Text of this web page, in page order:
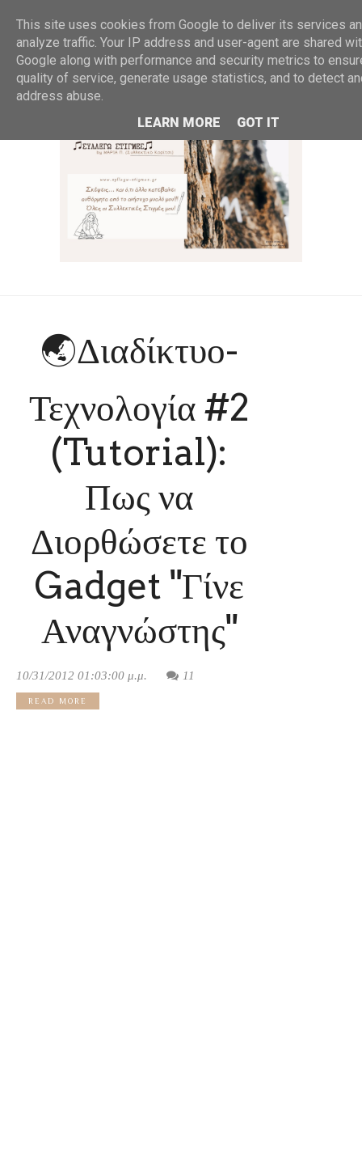
MENU
🌏Διαδίκτυο-
Τεχνολογία #2
(Tutorial):
Πως να
Διορθώσετε το
Gadget "Γίνε
Αναγνώστης"
10/31/2012 01:03:00 μ.μ. 11
READ MORE
This site uses cookies from Google to deliver its services
analyze traffic. Your IP address and user-agent are shared
Google along with performance and security metrics to
quality of service, generate usage statistics, and to detect
address abuse.
LEARN MORE
GOT IT